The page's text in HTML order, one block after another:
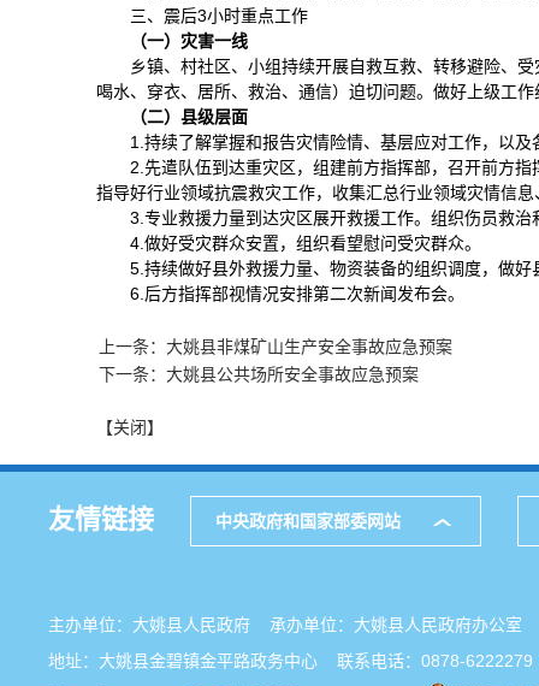
三、震后3小时重点工作
（一）灾害一线
乡镇、村社区、小组持续开展自救互救、转移避险、
喝水、穿衣、居所、救治、通信）迫切问题。做好上级工
（二）县级层面
1.持续了解掌握和报告灾情险情、基层应对工作，以
2.先遣队伍到达重灾区，组建前方指挥部，召开前方
指导好行业领域抗震救灾工作，收集汇总行业领域灾情信
3.专业救援力量到达灾区展开救援工作。组织伤员救治
4.做好受灾群众安置，组织看望慰问受灾群众。
5.持续做好县外救援力量、物资装备的组织调度，做
6.后方指挥部视情况安排第二次新闻发布会。
上一条：大姚县非煤矿山生产安全事故应急预案
下一条：大姚县公共场所安全事故应急预案
【关闭】
友情链接 中央政府和国家部委网站
主办单位：大姚县人民政府 承办单位：大姚县人民政府办公
地址：大姚县金碧镇金平路政务中心 联系电话：0878-6222279